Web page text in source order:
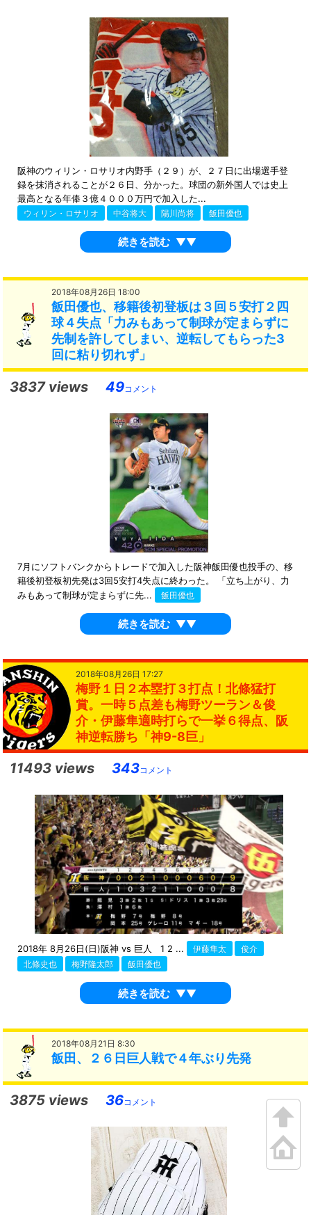
阪神のウィリン・ロサリオ内野手（２９）が、２７日に出場選手登
録を抹消されることが２６日、分かった。球団の新外国人では史上
最高となる年俸３億４０００万円で加入した...
ウィリン・ロサリオ 中谷将大 陽川尚将 飯田優也
続きを読む ▼▼
2018年08月26日 18:00
飯田優也、移籍後初登板は３回５安打２四
球４失点「力みもあって制球が定まらずに
先制を許してしまい、逆転してもらった3
回に粘り切れず」
3837 views 49コメント
7月にソフトバンクからトレードで加入した阪神飯田優也投手の、移
籍後初登板初先発は3回5安打4失点に終わった。 「立ち上がり、力
みもあって制球が定まらずに先...
飯田優也
続きを読む ▼▼
2018年08月26日 17:27
梅野１日２本塁打３打点！北條猛打
賞。一時５点差も梅野ツーラン＆俊
介・伊藤隼適時打らで一挙６得点、阪
神逆転勝ち「神9-8巨」
11493 views 343コメント
2018年 8月26日(日)阪神 vs 巨人 1 2 ... 伊藤隼太
俊介
北條史也
梅野隆太郎 飯田優也
続きを読む ▼▼
2018年08月21日 8:30
飯田、２６日巨人戦で４年ぶり先発
3875 views 36コメント